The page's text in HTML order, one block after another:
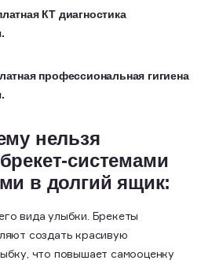
КТ диагностика
профессиональная гигиена
нельзя
системами
в долгий ящик:
вида улыбки. Брекеты
создать красивую
что повышает самооценку